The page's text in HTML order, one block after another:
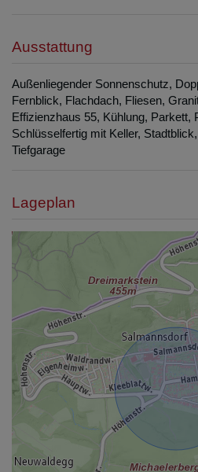
Ausstattung
Außenliegender Sonnenschutz
Fernblick Flachdach Fliesen
Effizienzhaus 55 Kühlung Parkett
Schlüsselfertig mit Keller Stadtblick
Tiefgarage
Lageplan